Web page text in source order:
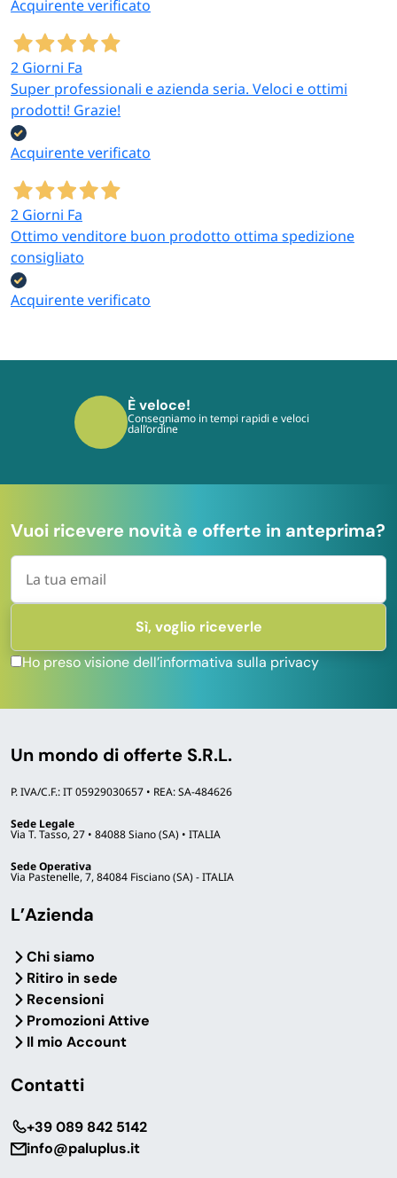
Acquirente verificato
2 Giorni Fa
Super professionali e azienda seria. Veloci e ottimi
prodotti! Grazie!
Acquirente verificato
2 Giorni Fa
Ottimo venditore buon prodotto ottima spedizione
consigliato
Acquirente verificato
È veloce!
Consegniamo in tempi rapidi e veloci
dall’ordine
Vuoi ricevere novità e offerte in anteprima?
Ho preso visione dell’informativa sulla privacy
Un mondo di offerte S.R.L.
P. IVA/C.F.: IT 05929030657 • REA: SA-484626
Sede Legale
Via T. Tasso, 27 • 84088 Siano (SA) • ITALIA
Sede Operativa
Via Pastenelle, 7, 84084 Fisciano (SA) - ITALIA
L’Azienda
Chi siamo
Ritiro in sede
Recensioni
Promozioni Attive
Il mio Account
Contatti
‎+39 089 842 5142
info@paluplus.it